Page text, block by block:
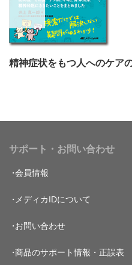
サポート・お問い合わせ
会員情報
メディカIDについて
お問い合わせ
商品のサポート情報・正誤表